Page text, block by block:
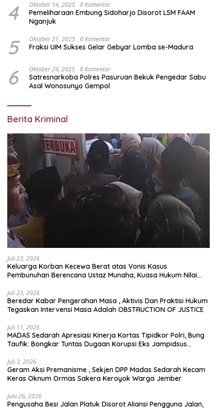
4 Oktober 14, 2025 0 Komentar
Pemeliharaan Embung Sidoharjo Disorot LSM FAAM
Nganjuk
5 Oktober 21, 2025 0 Komentar
Fraksi UIM Sukses Gelar Gebyar Lomba se-Madura
6 Oktober 24, 2025 0 Komentar
Satresnarkoba Polres Pasuruan Bekuk Pengedar Sabu
Asal Wonosunyo Gempol
Berita Kriminal
Juli 23, 2026
Keluarga Korban Kecewa Berat atas Vonis Kasus
Pembunuhan Berencana Ustaz Munaha, Kuasa Hukum Nilai
Juli 23, 2026
Beredar Kabar Pengerahan Masa , Aktivis Dan Praktisi Hukum
Tegaskan Intervensi Masa Adalah OBSTRUCTION OF JUSTICE
Juli 11, 2026
MADAS Sedarah Apresiasi Kinerja Kortas Tipidkor Polri, Bung
Taufik: Bongkar Tuntas Dugaan Korupsi Eks Jampidsus
Juli 3, 2026
Geram Aksi Premanisme , Sekjen DPP Madas Sedarah Kecam
Keras Oknum Ormas Sakera Keroyok Warga Jember
Juni 26, 2026
Pengusaha Besi Jalan Platuk Disorot Aliansi Pengguna Jalan,